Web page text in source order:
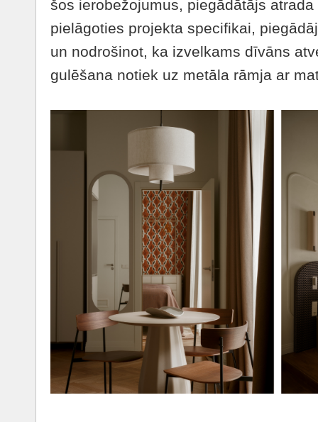
šos ierobežojumus, piegādātājs
pielāgoties projekta specifikai,
un nodrošinot, ka izvelkams dīvāns
gulēšana notiek uz metāla rāmja ar